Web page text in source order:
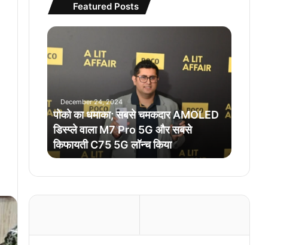
Featured Posts
पो
को
का
;
से
च
दा
M
December 24, 2024
पोको का धमाका; सबसे चमकदार AMOLED
डिस्प्ले वाला M7 Pro 5G और सबसे
किफायती C75 5G लॉन्च किया